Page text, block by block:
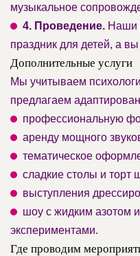
музыкальное
4. Проведение. Наши
праздник для детей, а
Дополнительные услуги
Мы учитываем
предлагаем
профессиональную
аренду мощного
тематическое
сладкие столы и торт
выступления
шоу с жидким азотом
экспериментами.
Где проводим